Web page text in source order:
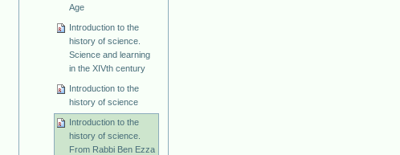
Age
Introduction to the
history of science.
Science and learning
in the XIVth century
Introduction to the
history of science
Introduction to the
history of science.
From Rabbi Ben Ezza